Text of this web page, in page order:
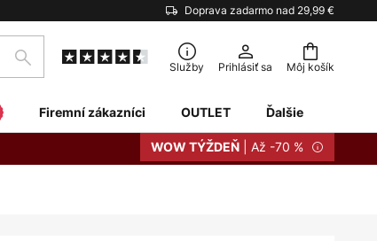
Doprava zadarmo nad 29,99 €
Môj košík
Hľadať Služby Prihlásiť sa
Firemní zákazníci OUTLET Ďalšie
WOW TÝŽDEŇ | Až -70 %